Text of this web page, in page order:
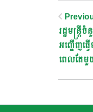
Post
រដ្ឋមន្ត្រី
អញ្ជើញធ្វ
ពេលតែមួ